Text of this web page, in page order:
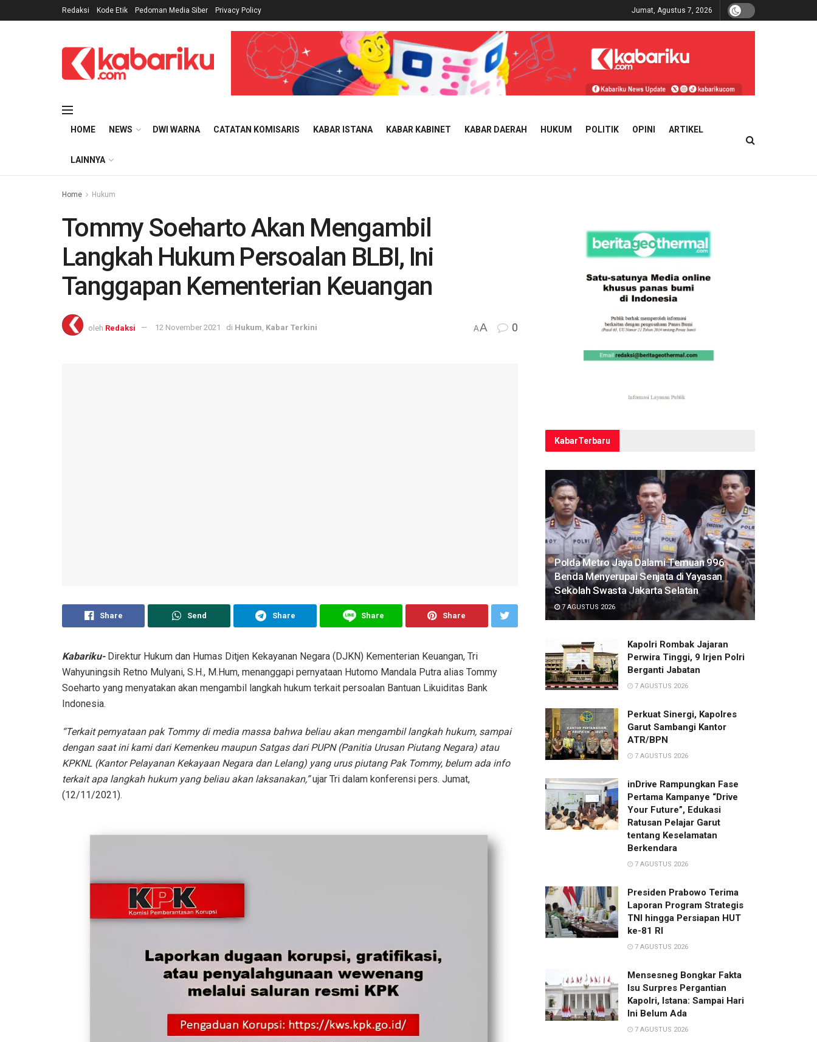
Redaksi Kode Etik Pedoman Media Siber Privacy Policy Jumat, Agustus 7, 2026
HOME NEWS DWI WARNA CATATAN KOMISARIS KABAR ISTANA KABAR KABINET KABAR DAERAH HUKUM POLITIK OPINI ARTIKEL
LAINNYA
Home Hukum
Tommy Soeharto Akan Mengambil
Langkah Hukum Persoalan BLBI, Ini
Tanggapan Kementerian Keuangan
oleh Redaksi 12 November 2021 di Hukum, Kabar Terkini AA 0
Share Send Share Share Share
Kabariku- Direktur Hukum dan Humas Ditjen Kekayanan Negara (DJKN) Kementerian Keuangan, Tri
Wahyuningsih Retno Mulyani, S.H., M.Hum, menanggapi pernyataan Hutomo Mandala Putra alias Tommy
Soeharto yang menyatakan akan mengambil langkah hukum terkait persoalan Bantuan Likuiditas Bank
Indonesia.
“Terkait pernyataan pak Tommy di media massa bahwa beliau akan mengambil langkah hukum, sampai
dengan saat ini kami dari Kemenkeu maupun Satgas dari PUPN (Panitia Urusan Piutang Negara) atau
KPKNL (Kantor Pelayanan Kekayaan Negara dan Lelang) yang urus piutang Pak Tommy, belum ada info
terkait apa langkah hukum yang beliau akan laksanakan,”ujar Tri dalam konferensi pers. Jumat,
(12/11/2021).
KabarTerbaru
Polda Metro Jaya Dalami Temuan 996
Benda Menyerupai Senjata di Yayasan
Sekolah Swasta Jakarta Selatan
7 AGUSTUS 2026
Kapolri Rombak Jajaran
Perwira Tinggi, 9 Irjen Polri
Berganti Jabatan
7 AGUSTUS 2026
Perkuat Sinergi, Kapolres
Garut Sambangi Kantor
ATR/BPN
7 AGUSTUS 2026
inDrive Rampungkan Fase
Pertama Kampanye “Drive
Your Future”, Edukasi
Ratusan Pelajar Garut
tentang Keselamatan
Berkendara
7 AGUSTUS 2026
Presiden Prabowo Terima
Laporan Program Strategis
TNI hingga Persiapan HUT
ke-81 RI
7 AGUSTUS 2026
Mensesneg Bongkar Fakta
Isu Surpres Pergantian
Kapolri, Istana: Sampai Hari
Ini Belum Ada
7 AGUSTUS 2026